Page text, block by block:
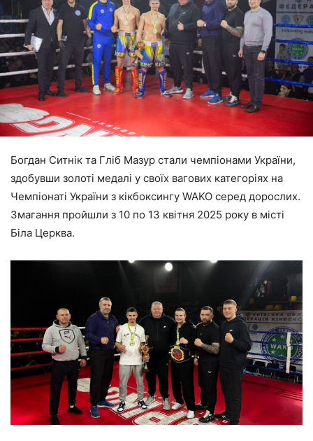
Богдан Ситнік та Гліб Мазур стали чемпіонами України,
здобувши золоті медалі у своїх вагових категоріях на
Чемпіонаті України з кікбоксингу WAKO серед дорослих.
Змагання пройшли з 10 по 13 квітня 2025 року в місті
Біла Церква.